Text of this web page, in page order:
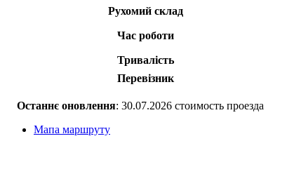
Рухомий склад
Час роботи
Тривалість
Перевізник
Останнє оновлення: 30.07.2026 стоимость проезда
Мапа маршруту